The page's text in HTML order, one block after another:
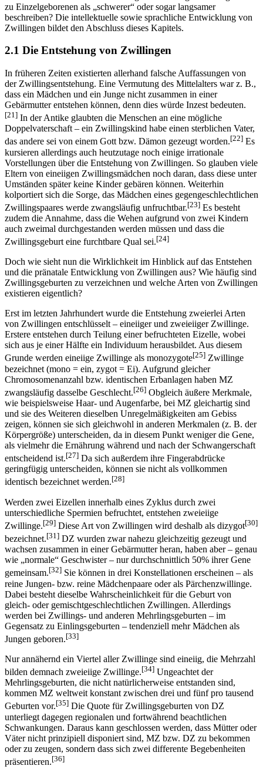
zu Einzelgeborenen als „schwerer“ oder sogar langsamer
beschreiben? Die intellektuelle sowie sprachliche Entwicklung von
Zwillingen bildet den Abschluss dieses Kapitels.
2.1 Die Entstehung von Zwillingen
In früheren Zeiten existierten allerhand falsche Auffassungen von
der Zwillingsentstehung. Eine Vermutung des Mittelalters war z. B.,
dass ein Mädchen und ein Junge nicht zusammen in einer
Gebärmutter entstehen können, denn dies würde Inzest bedeuten.
[21] In der Antike glaubten die Menschen an eine mögliche
Doppelvaterschaft – ein Zwillingskind habe einen sterblichen Vater,
das andere sei von einem Gott bzw. Dämon gezeugt worden.[22] Es
kursieren allerdings auch heutzutage noch einige irrationale
Vorstellungen über die Entstehung von Zwillingen. So glauben viele
Eltern von eineiigen Zwillingsmädchen noch daran, dass diese unter
Umständen später keine Kinder gebären können. Weiterhin
kolportiert sich die Sorge, das Mädchen eines gegengeschlechtlichen
Zwillingspaares werde zwangsläufig unfruchtbar.[23] Es besteht
zudem die Annahme, dass die Wehen aufgrund von zwei Kindern
auch zweimal durchgestanden werden müssen und dass die
Zwillingsgeburt eine furchtbare Qual sei.[24]
Doch wie sieht nun die Wirklichkeit im Hinblick auf das Entstehen
und die pränatale Entwicklung von Zwillingen aus? Wie häufig sind
Zwillingsgeburten zu verzeichnen und welche Arten von Zwillingen
existieren eigentlich?
Erst im letzten Jahrhundert wurde die Entstehung zweierlei Arten
von Zwillingen entschlüsselt – eineiiger und zweieiiger Zwillinge.
Erstere entstehen durch Teilung einer befruchteten Eizelle, wobei
sich aus je einer Hälfte ein Individuum herausbildet. Aus diesem
Grunde werden eineiige Zwillinge als monozygote[25] Zwillinge
bezeichnet (mono = ein, zygot = Ei). Aufgrund gleicher
Chromosomenanzahl bzw. identischen Erbanlagen haben MZ
zwangsläufig dasselbe Geschlecht.[26] Obgleich äußere Merkmale,
wie beispielsweise Haar- und Augenfarbe, bei MZ gleichartig sind
und sie des Weiteren dieselben Unregelmäßigkeiten am Gebiss
zeigen, können sie sich gleichwohl in anderen Merkmalen (z. B. der
Körpergröße) unterscheiden, da in diesem Punkt weniger die Gene,
als vielmehr die Ernährung während und nach der Schwangerschaft
entscheidend ist.[27] Da sich außerdem ihre Fingerabdrücke
geringfügig unterscheiden, können sie nicht als vollkommen
identisch bezeichnet werden.[28]
Werden zwei Eizellen innerhalb eines Zyklus durch zwei
unterschiedliche Spermien befruchtet, entstehen zweieiige
Zwillinge.[29] Diese Art von Zwillingen wird deshalb als dizygot[30]
bezeichnet.[31] DZ wurden zwar nahezu gleichzeitig gezeugt und
wachsen zusammen in einer Gebärmutter heran, haben aber – genau
wie „normale“ Geschwister – nur durchschnittlich 50% ihrer Gene
gemeinsam.[32] Sie können in drei Konstellationen erscheinen – als
reine Jungen- bzw. reine Mädchenpaare oder als Pärchenzwillinge.
Dabei besteht dieselbe Wahrscheinlichkeit für die Geburt von
gleich- oder gemischtgeschlechtlichen Zwillingen. Allerdings
werden bei Zwillings- und anderen Mehrlingsgeburten – im
Gegensatz zu Einlingsgeburten – tendenziell mehr Mädchen als
Jungen geboren.[33]
Nur annähernd ein Viertel aller Zwillinge sind eineiig, die Mehrzahl
bilden demnach zweieiige Zwillinge.[34] Ungeachtet der
Mehrlingsgeburten, die nicht natürlicherweise entstanden sind,
kommen MZ weltweit konstant zwischen drei und fünf pro tausend
Geburten vor.[35] Die Quote für Zwillingsgeburten von DZ
unterliegt dagegen regionalen und fortwährend beachtlichen
Schwankungen. Daraus kann geschlossen werden, dass Mütter oder
Väter nicht prinzipiell disponiert sind, MZ bzw. DZ zu bekommen
oder zu zeugen, sondern dass sich zwei differente Begebenheiten
präsentieren.[36]